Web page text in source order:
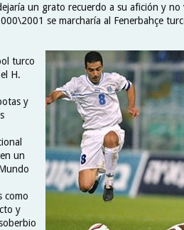
un grato recuerdo a su afición y no
se marcharía al Fenerbahçe
turco
H.
y
un
como
y